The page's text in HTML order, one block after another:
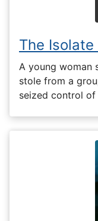
The
A young woman
stole from a
seized control